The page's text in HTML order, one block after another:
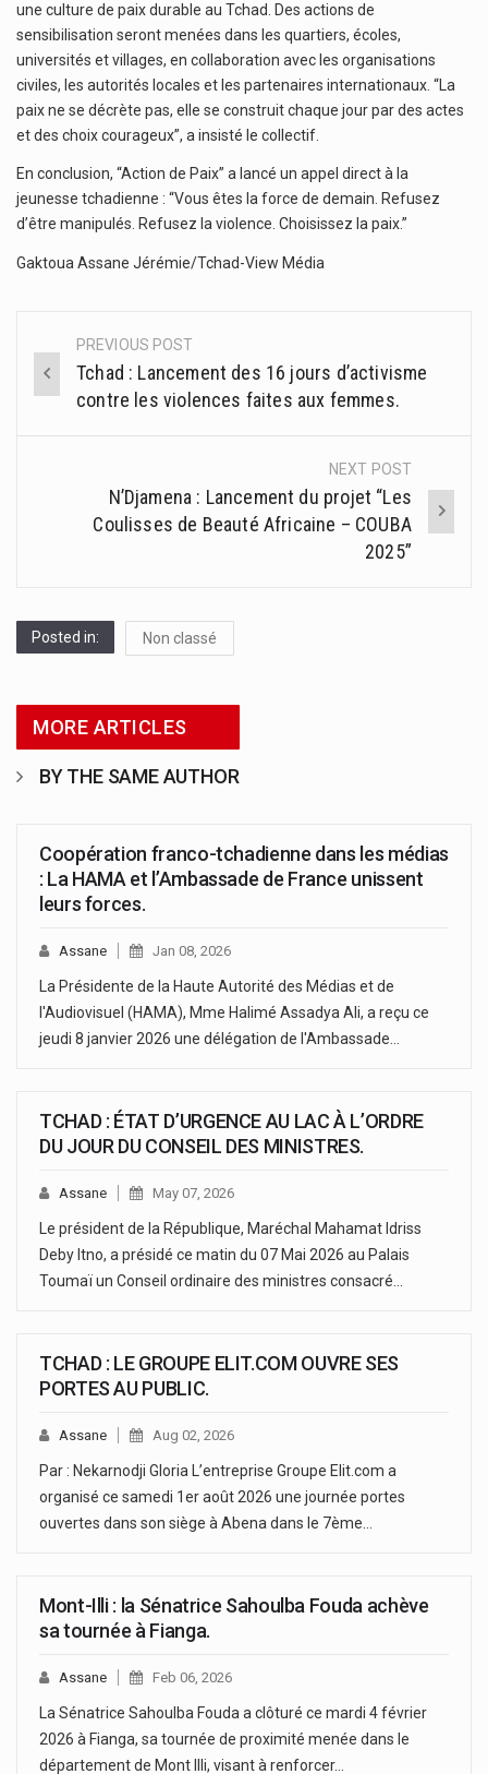
une culture de paix durable au Tchad. Des actions de
sensibilisation seront menées dans les quartiers, écoles,
universités et villages, en collaboration avec les organisations
civiles, les autorités locales et les partenaires internationaux. “La
paix ne se décrète pas, elle se construit chaque jour par des actes
et des choix courageux”, a insisté le collectif.
En conclusion, “Action de Paix” a lancé un appel direct à la
jeunesse tchadienne : “Vous êtes la force de demain. Refusez
d’être manipulés. Refusez la violence. Choisissez la paix.”
Gaktoua Assane Jérémie/Tchad-View Média
Post
navigation
PREVIOUS POST
Tchad : Lancement des 16 jours d’activisme
contre les violences faites aux femmes.
NEXT POST
N’Djamena : Lancement du projet “Les
Coulisses de Beauté Africaine – COUBA
2025”
Posted in: Non classé
MORE ARTICLES
BY THE SAME AUTHOR
Coopération franco-tchadienne dans les médias
: La HAMA et l’Ambassade de France unissent
leurs forces.
Assane Jan 08, 2026
La Présidente de la Haute Autorité des Médias et de
l'Audiovisuel (HAMA), Mme Halimé Assadya Ali, a reçu ce
jeudi 8 janvier 2026 une délégation de l'Ambassade…
TCHAD : ÉTAT D’URGENCE AU LAC À L’ORDRE
DU JOUR DU CONSEIL DES MINISTRES.
Assane May 07, 2026
Le président de la République, Maréchal Mahamat Idriss
Deby Itno, a présidé ce matin du 07 Mai 2026 au Palais
Toumaï un Conseil ordinaire des ministres consacré…
TCHAD : LE GROUPE ELIT.COM OUVRE SES
PORTES AU PUBLIC.
Assane Aug 02, 2026
Par : Nekarnodji Gloria L’entreprise Groupe Elit.com a
organisé ce samedi 1er août 2026 une journée portes
ouvertes dans son siège à Abena dans le 7ème…
Mont-Illi : la Sénatrice Sahoulba Fouda achève
sa tournée à Fianga.
Assane Feb 06, 2026
La Sénatrice Sahoulba Fouda a clôturé ce mardi 4 février
2026 à Fianga, sa tournée de proximité menée dans le
département de Mont Illi, visant à renforcer…